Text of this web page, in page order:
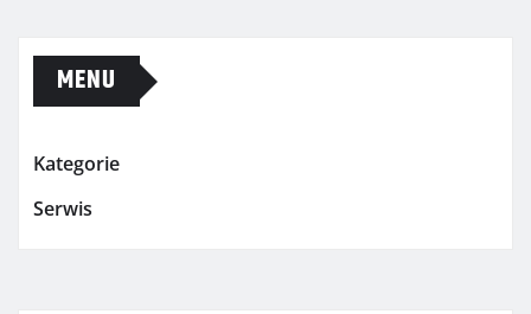
MENU
Kategorie
Serwis